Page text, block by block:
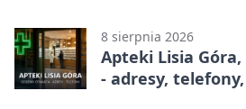
8 sierpnia 2026
Apteki Lisia
- adresy,